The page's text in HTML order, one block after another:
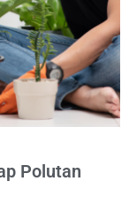
Polutan